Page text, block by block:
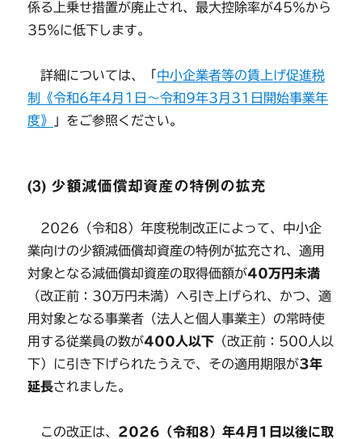
係る上乗せ措置が廃止され、最大控除率が45％から
35％に低下します。
詳細については、「 中小企業者等の賃上げ促進税
制《令和6年4月1日～令和9年3月31日開始事業年
度》
」をご参照ください。
(3) 少額減価償却資産の特例の拡充
2026（令和8）年度税制改正によって、中小企
業向けの少額減価償却資産の特例が拡充され、適用
対象となる減価償却資産の取得価額が40万円未満
（改正前：30万円未満）へ引き上げられ、かつ、適
用対象となる事業者（法人と個人事業主）の常時使
用する従業員の数が400人以下 （改正前：500人以
下）に引き下げられたうえで、その適用期限が3年
延長されました。
この改正は、 2026（令和8）年4月1日以後に取